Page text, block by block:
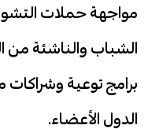
مواجهة حملات
الشباب والناشئة من
برامج توعية
الدول الأعضاء.